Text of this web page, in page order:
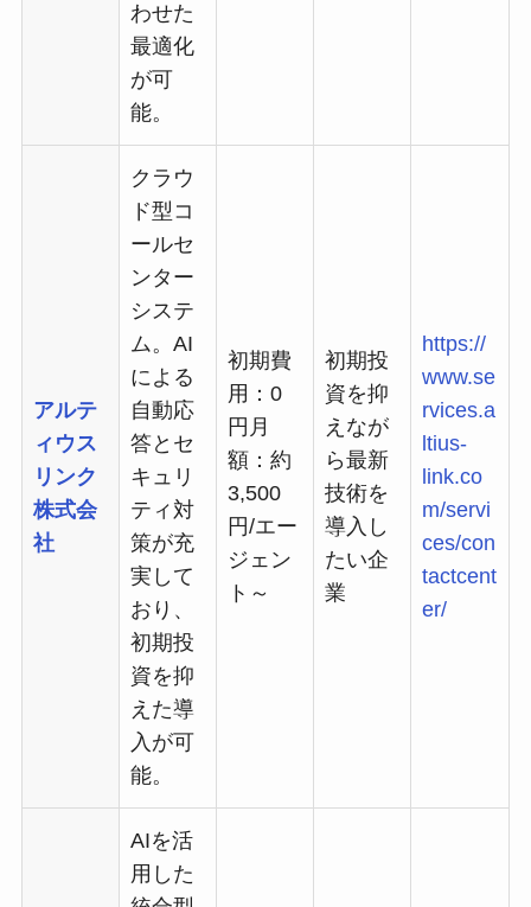
わせた
最適化
が可
能。
アルテ
ィウス
リンク
株式会
社
クラウ
ド型コ
ールセ
ンター
システ
ム。AI
による
自動応
答とセ
キュリ
ティ対
策が充
実して
おり、
初期投
資を抑
えた導
入が可
能。
初期費
用：0
円月
額：約
3,500
円/エー
ジェン
ト～
初期投
資を抑
えなが
ら最新
技術を
導入し
たい企
業
https://
www.se
rvices.a
ltius-
link.co
m/servi
ces/con
tactcent
er/
AIを活
用した